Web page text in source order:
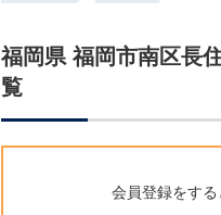
福岡県 福岡市南区長
覧
会員登録をする